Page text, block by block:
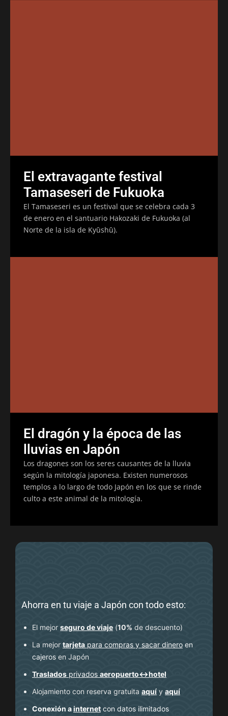
El extravagante festival
Tamaseseri de Fukuoka
El Tamaseseri es un festival que se celebra cada 3
de enero en el santuario Hakozaki de Fukuoka (al
Norte de la isla de Kyūshū).
El dragón y la época de las
lluvias en Japón
Los dragones son los seres causantes de la lluvia
según la mitología japonesa. Existen numerosos
templos a lo largo de todo Japón en los que se rinde
culto a este animal de la mitología.
Ahorra en tu viaje a Japón con todo esto:
El mejor seguro de viaje (10% de descuento)
La mejor tarjeta para compras y sacar dinero en
cajeros en Japón
Traslados privados aeropuerto↔hotel
Alojamiento con reserva gratuita aquí y aquí
Conexión ainternet con datos ilimitados